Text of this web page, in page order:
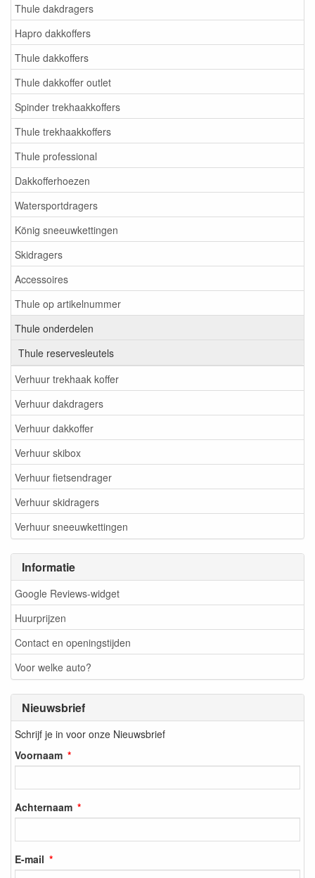
Thule dakdragers
Hapro dakkoffers
Thule dakkoffers
Thule dakkoffer outlet
Spinder trekhaakkoffers
Thule trekhaakkoffers
Thule professional
Dakkofferhoezen
Watersportdragers
König sneeuwkettingen
Skidragers
Accessoires
Thule op artikelnummer
Thule onderdelen
Thule reservesleutels
Verhuur trekhaak koffer
Verhuur dakdragers
Verhuur dakkoffer
Verhuur skibox
Verhuur fietsendrager
Verhuur skidragers
Verhuur sneeuwkettingen
Informatie
Google Reviews-widget
Huurprijzen
Contact en openingstijden
Voor welke auto?
Nieuwsbrief
Schrijf je in voor onze Nieuwsbrief
Voornaam
Achternaam
E-mail